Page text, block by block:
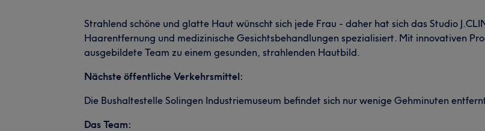
Strahlend schöne und glatte Haut wünscht sich jede Frau - daher hat sich das Studio
Haarentfernung und medizinische Gesichtsbehandlungen spezialisiert. Mit innovativen
ausgebildete Team zu einem gesunden, strahlenden Hautbild.
Nächste öffentliche Verkehrsmittel:
Die Bushaltestelle Solingen Industriemuseum befindet sich nur wenige Gehminuten
Das Team: